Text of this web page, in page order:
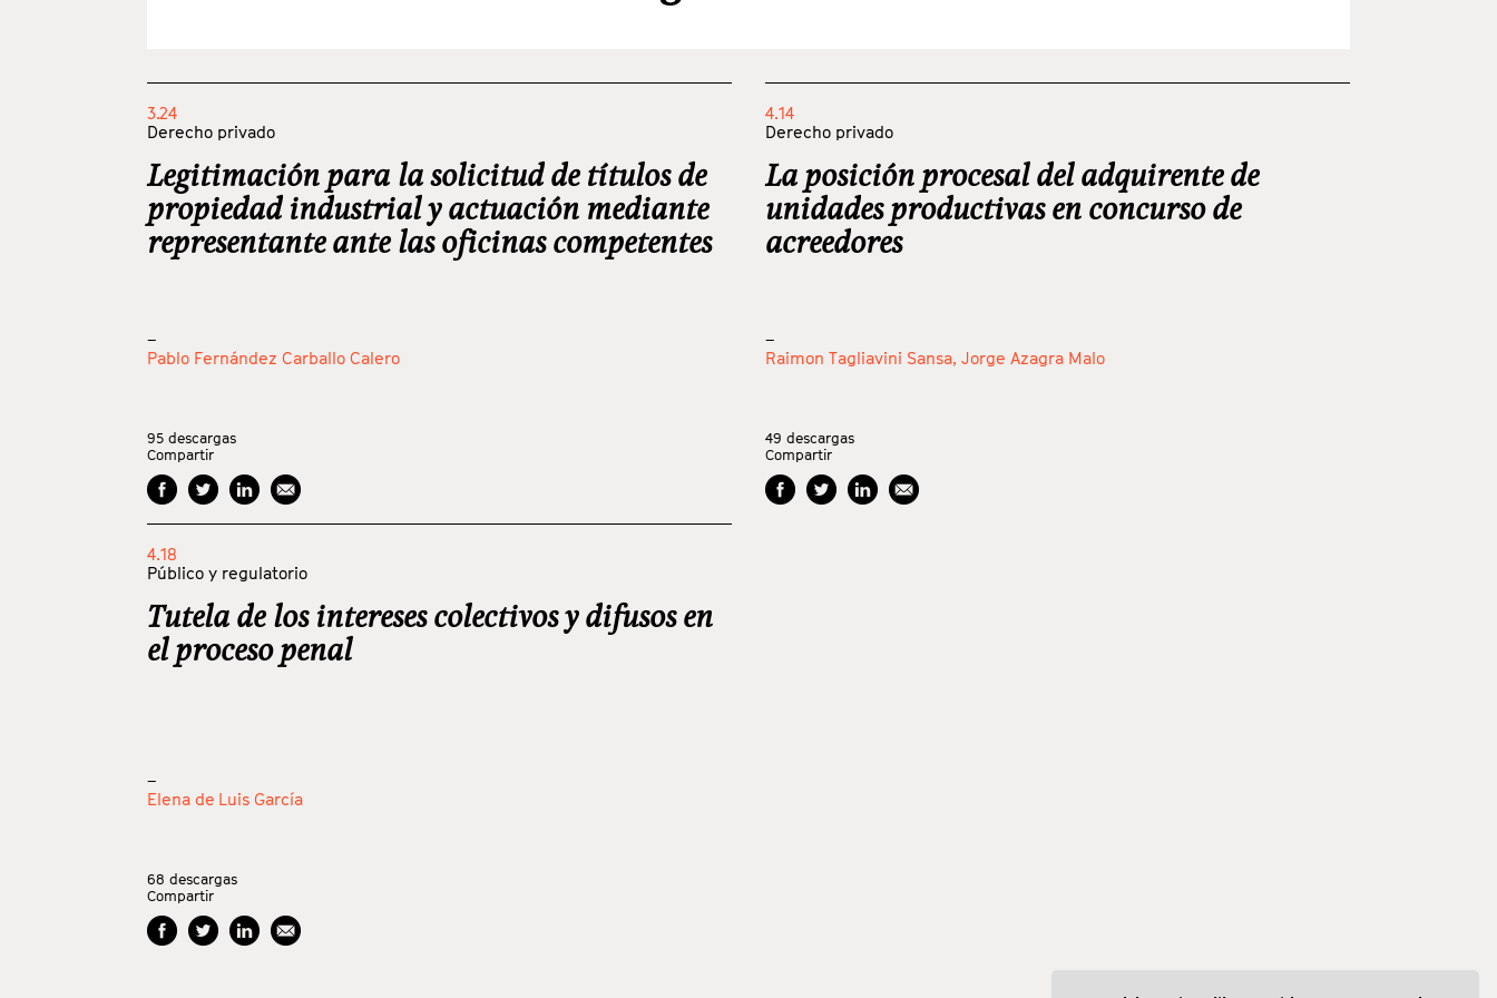
3.24
Derecho privado
Legitimación para la solicitud de títulos de
propiedad industrial y actuación mediante
representante ante las oficinas competentes
_
Pablo Fernández Carballo Calero
95 descargas
Compartir
4.14
Derecho privado
La posición procesal del adquirente de
unidades productivas en concurso de
acreedores
_
Raimon Tagliavini Sansa, Jorge Azagra Malo
49 descargas
Compartir
4.18
Público y regulatorio
Tutela de los intereses colectivos y difusos en
el proceso penal
_
Elena de Luis García
68 descargas
Compartir